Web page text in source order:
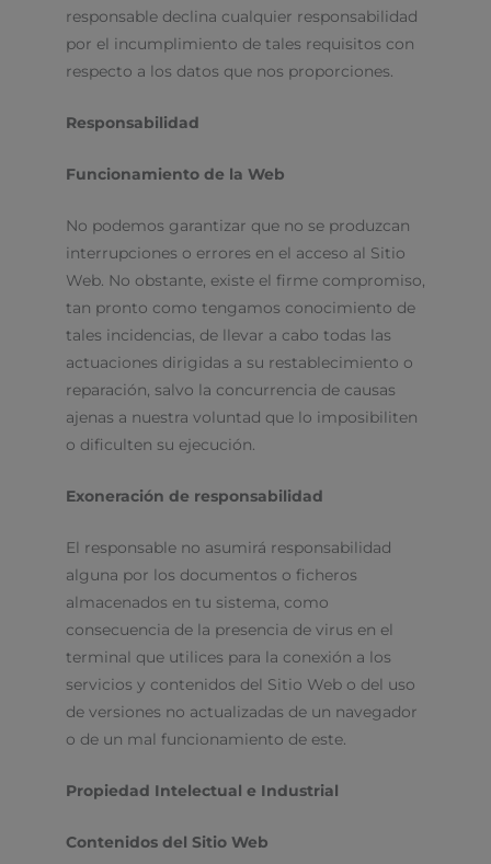
responsable declina cualquier responsabilidad
por el incumplimiento de tales requisitos con
respecto a los datos que nos proporciones.
Responsabilidad
Funcionamiento de la Web
No podemos garantizar que no se produzcan
interrupciones o errores en el acceso al Sitio
Web. No obstante, existe el firme compromiso,
tan pronto como tengamos conocimiento de
tales incidencias, de llevar a cabo todas las
actuaciones dirigidas a su restablecimiento o
reparación, salvo la concurrencia de causas
ajenas a nuestra voluntad que lo imposibiliten
o dificulten su ejecución.
Exoneración de responsabilidad
El responsable no asumirá responsabilidad
alguna por los documentos o ficheros
almacenados en tu sistema, como
consecuencia de la presencia de virus en el
terminal que utilices para la conexión a los
servicios y contenidos del Sitio Web o del uso
de versiones no actualizadas de un navegador
o de un mal funcionamiento de este.
Propiedad Intelectual e Industrial
Contenidos del Sitio Web